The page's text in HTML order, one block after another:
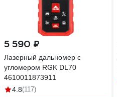
5 590 ₽
Лазерный дальномер с
угломером RGK DL70
4610011873911
4.8(117)